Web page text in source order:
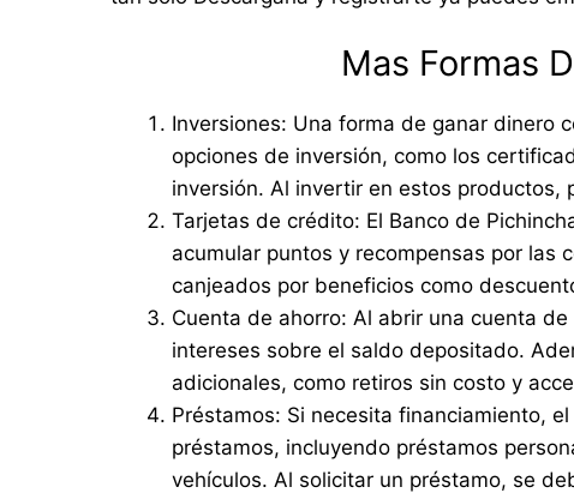
Mas Formas
Inversiones: Una forma de ganar dinero
opciones de inversión, como los
inversión. Al invertir en estos productos,
Tarjetas de crédito: El Banco de
acumular puntos y recompensas por las
canjeados por beneficios como
Cuenta de ahorro: Al abrir una cuenta
intereses sobre el saldo depositado.
adicionales, como retiros sin costo y
Préstamos: Si necesita financiamiento,
préstamos, incluyendo préstamos
vehículos. Al solicitar un préstamo, se